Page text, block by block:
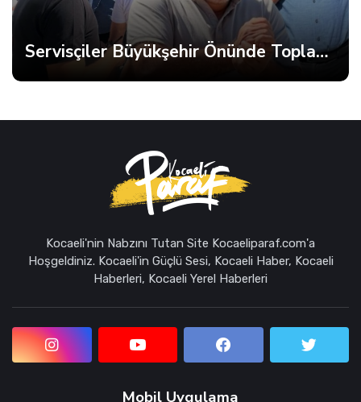
Servisçiler Büyükşehir Önünde Toplandı, Gerginlik Yaşandı
Kocaeli'nin Nabzını Tutan Site Kocaeliparaf.com'a
Hoşgeldiniz. Kocaeli'in Güçlü Sesi, Kocaeli Haber, Kocaeli
Haberleri, Kocaeli Yerel Haberleri
Mobil Uygulama